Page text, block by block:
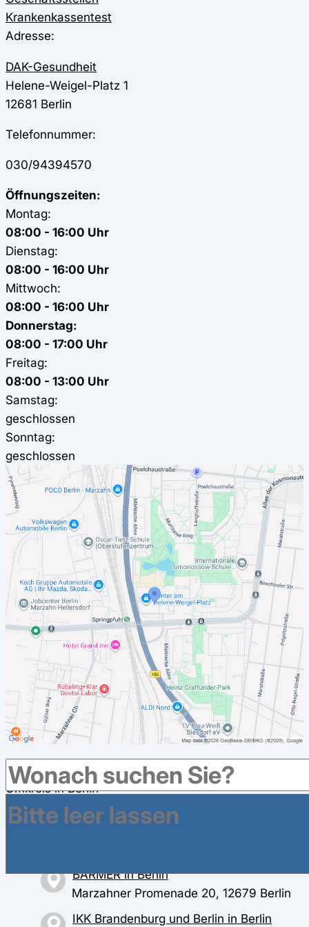
Krankenkassentest
Adresse:
DAK-Gesundheit
Helene-Weigel-Platz 1
12681 Berlin
Telefonnummer:
030/94394570
Öffnungszeiten:
Montag:
08:00 - 16:00 Uhr
Dienstag:
08:00 - 16:00 Uhr
Mittwoch:
08:00 - 16:00 Uhr
Donnerstag:
08:00 - 17:00 Uhr
Freitag:
08:00 - 13:00 Uhr
Samstag:
geschlossen
Sonntag:
geschlossen
Weitere Krankenkassen haben Geschäftsstellen im
Umkreis in Berlin
BARMER in Berlin
Marzahner Promenade 20, 12679 Berlin
IKK Brandenburg und Berlin in Berlin